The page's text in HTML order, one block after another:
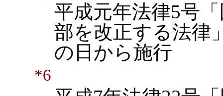
平成元年法律5号
部を改正する法律
の日から施行
*6